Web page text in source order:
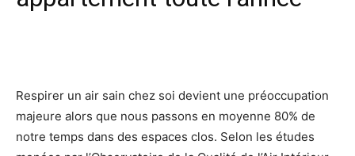
Respirer un air sain chez soi devient une préoccupation
majeure alors que nous passons en moyenne 80% de
notre temps dans des espaces clos. Selon les études